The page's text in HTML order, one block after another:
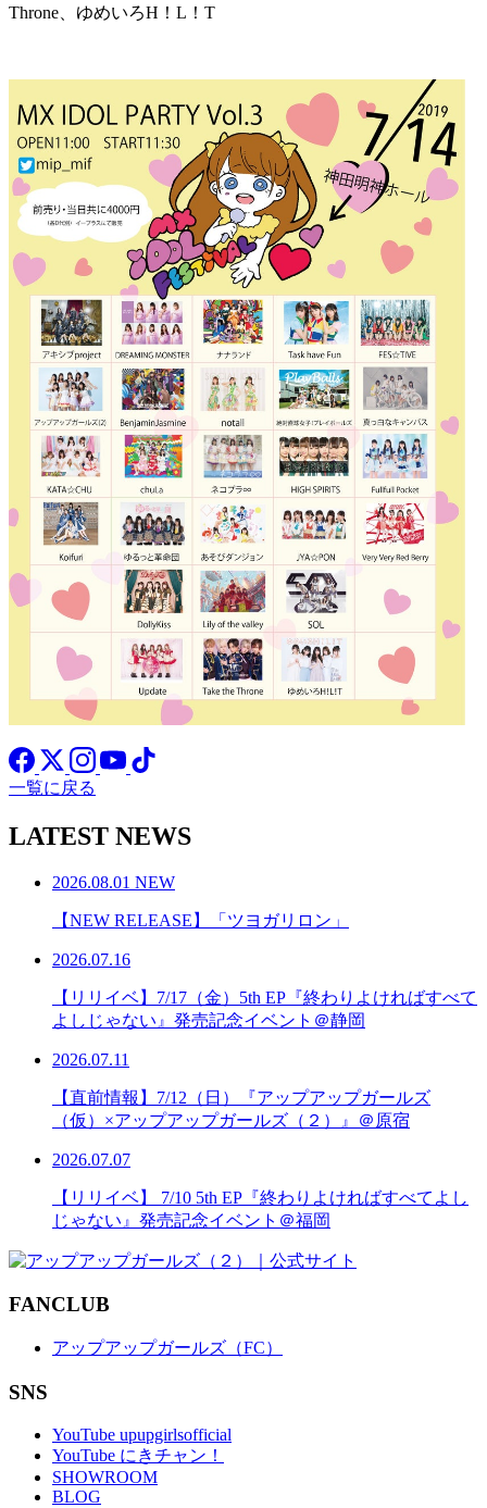
Throne、ゆめいろH！L！T
一覧に戻る
LATEST NEWS
2026.08.01 NEW
【NEW RELEASE】「ツヨガリロン」
2026.07.16
【リリイベ】7/17（金）5th EP『終わりよければすべて
よしじゃない』発売記念イベント＠静岡
2026.07.11
【直前情報】7/12（日）『アップアップガールズ
（仮）×アップアップガールズ（２）』＠原宿
2026.07.07
【リリイベ】 7/10 5th EP『終わりよければすべてよし
じゃない』発売記念イベント＠福岡
FANCLUB
アップアップガールズ（FC）
SNS
YouTube upupgirlsofficial
YouTube にきチャン！
SHOWROOM
BLOG